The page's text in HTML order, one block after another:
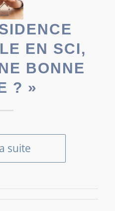
EN SCI,
BONNE
? »
suite